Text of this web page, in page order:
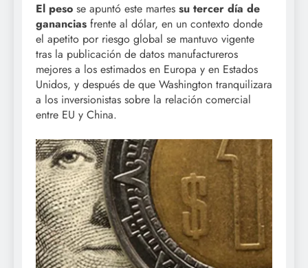
El peso se apuntó este martes su tercer día de
ganancias frente al dólar, en un contexto donde
el apetito por riesgo global se mantuvo vigente
tras la publicación de datos manufactureros
mejores a los estimados en Europa y en Estados
Unidos, y después de que Washington tranquilizara
a los inversionistas sobre la relación comercial
entre EU y China.